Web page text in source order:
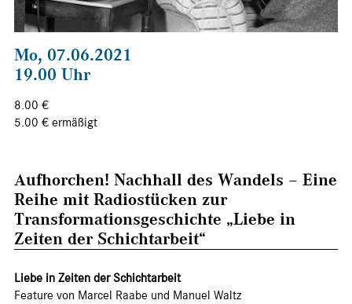
Mo, 07.06.2021
19.00 Uhr
8.00 €
5.00 € ermäßigt
Aufhorchen! Nachhall des Wandels – Eine
Reihe mit Radiostücken zur
Transformationsgeschichte „Liebe in
Zeiten der Schichtarbeit“
Liebe in Zeiten der Schichtarbeit
Feature von Marcel Raabe und Manuel Waltz